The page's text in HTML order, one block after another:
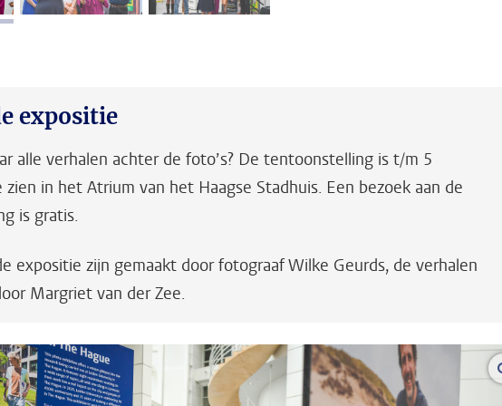
expositie
alle verhalen achter de foto’s? De tentoonstelling is t/m 5
in het Atrium van het Haagse Stadhuis. Een bezoek aan de
is gratis.
expositie zijn gemaakt door fotograaf Wilke Geurds, de verhalen
Margriet van der Zee.